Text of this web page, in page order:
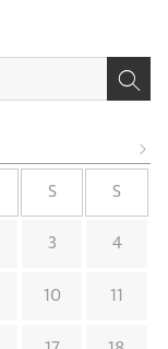
S S
3 4
10 11